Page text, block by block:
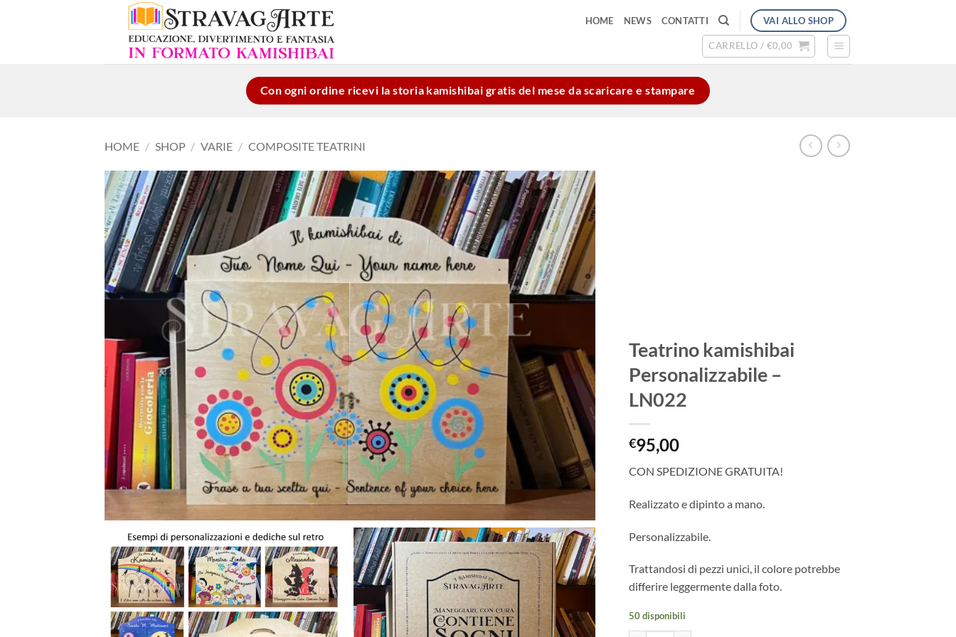
HOME NEWS CONTATTI VAI ALLO SHOP
CARRELLO / €0,00
Con ogni ordine ricevi la storia kamishibai gratis del mese da scaricare e stampare
HOME / SHOP / VARIE / COMPOSITE TEATRINI
Aggiungi
alla lista
dei
desideri
Teatrino kamishibai
Personalizzabile –
LN022
€95,00
CON SPEDIZIONE GRATUITA!
Realizzato e dipinto a mano.
Personalizzabile.
Trattandosi di pezzi unici, il colore potrebbe
differire leggermente dalla foto.
50 disponibili